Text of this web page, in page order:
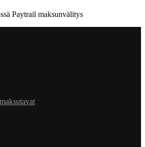
Paytrail maksunvälitys